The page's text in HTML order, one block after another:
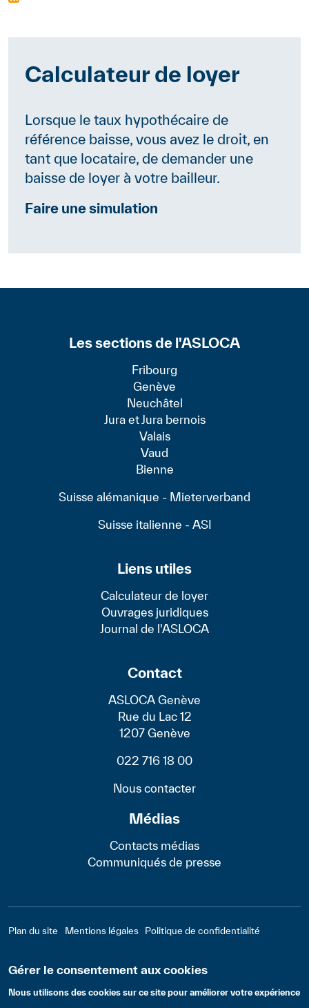
Calculateur de loyer
Lorsque le taux hypothécaire de
référence baisse, vous avez le droit, en
tant que locataire, de demander une
baisse de loyer à votre bailleur.
Faire une simulation
Les sections de l'ASLOCA
Fribourg
Genève
Neuchâtel
Jura et Jura bernois
Valais
Vaud
Bienne
Suisse alémanique - Mieterverband
Suisse italienne - ASI
Liens utiles
Calculateur de loyer
Ouvrages juridiques
Journal de l'ASLOCA
Contact
ASLOCA Genève
Rue du Lac 12
1207 Genève
022 716 18 00
Nous contacter
Médias
Contacts médias
Communiqués de presse
Footer - Bas
Plan du site Mentions légales Politique de confidentialité
Gérer le consentement aux cookies
Nous utilisons des cookies sur ce site pour améliorer votre expérience